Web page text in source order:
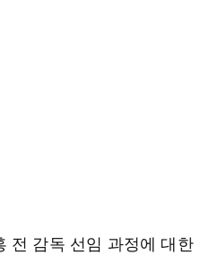
전 감독 선임 과정에 대한